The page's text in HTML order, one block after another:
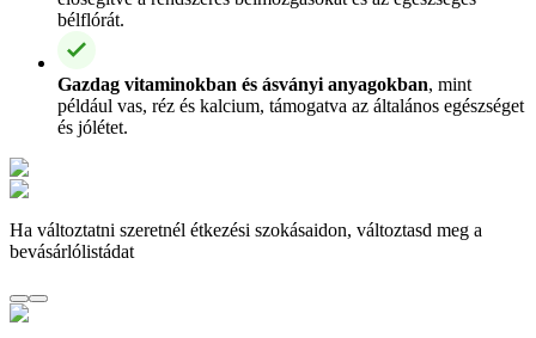
bélflórát.
Gazdag vitaminokban és ásványi anyagokban, mint
például vas, réz és kalcium, támogatva az általános egészséget
és jólétet.
Ha változtatni szeretnél étkezési szokásaidon, változtasd meg a
bevásárlólistádat